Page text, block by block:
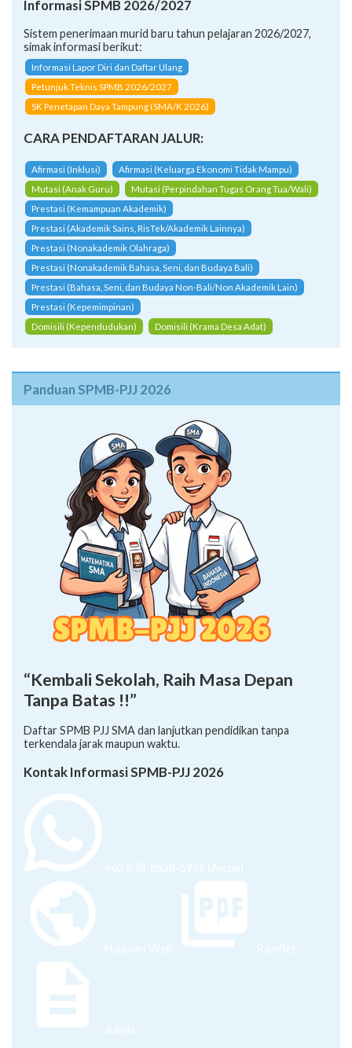
Informasi SPMB 2026/2027
Sistem penerimaan murid baru tahun pelajaran 2026/2027,
simak informasi berikut:
Informasi Lapor Diri dan Daftar Ulang
Petunjuk Teknis SPMB 2026/2027
SK Penetapan Daya Tampung (SMA/K 2026)
CARA PENDAFTARAN JALUR:
Afirmasi (Inklusi)
Afirmasi (Keluarga Ekonomi Tidak Mampu)
Mutasi (Anak Guru)
Mutasi (Perpindahan Tugas Orang Tua/Wali)
Prestasi (Kemampuan Akademik)
Prestasi (Akademik Sains, RisTek/Akademik Lainnya)
Prestasi (Nonakademik Olahraga)
Prestasi (Nonakademik Bahasa, Seni, dan Budaya Bali)
Prestasi (Bahasa, Seni, dan Budaya Non-Bali/Non Akademik Lain)
Prestasi (Kepemimpinan)
Domisili (Kependudukan)
Domisili (Krama Desa Adat)
Panduan SPMB-PJJ 2026
“Kembali Sekolah, Raih Masa Depan
Tanpa Batas !!”
Daftar SPMB PJJ SMA dan lanjutkan pendidikan tanpa
terkendala jarak maupun waktu.
Kontak Informasi SPMB-PJJ 2026
+62 878-8528-5958 (Ayumi)
Halaman Web Pamflet
Juknis